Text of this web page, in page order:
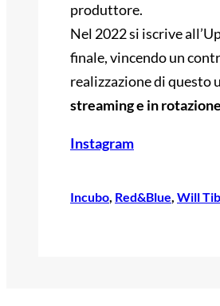
produttore.
Nel 2022 si iscrive
finale, vincendo un
realizzazione di questo
streaming e in
Instagram
Incubo, Red&Blue, Will